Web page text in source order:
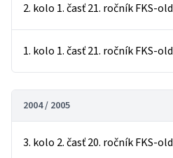
2. kolo 1. časť 21. ročník FKS-old
1. kolo 1. časť 21. ročník FKS-old
2004 / 2005
3. kolo 2. časť 20. ročník FKS-old